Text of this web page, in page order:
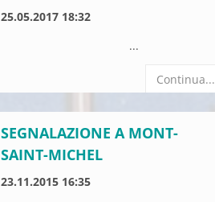
25.05.2017 18:32
...
Continua...
SEGNALAZIONE A MONT-
SAINT-MICHEL
23.11.2015 16:35